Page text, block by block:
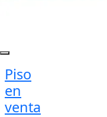
Piso
en
venta